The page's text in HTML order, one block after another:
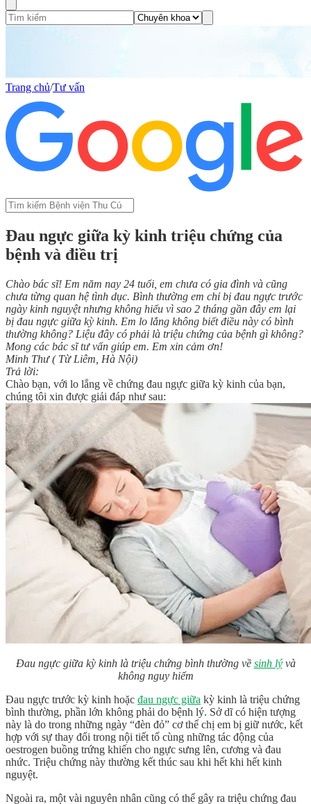
Trang chủ/Tư vấn
Đau ngực giữa kỳ kinh triệu chứng của
bệnh và điều trị
Chào bác sĩ! Em năm nay 24 tuổi, em chưa có gia đình và cũng
chưa từng quan hệ tình dục. Bình thường em chỉ bị đau ngực trước
ngày kinh nguyệt nhưng không hiểu vì sao 2 tháng gần đây em lại
bị đau ngực giữa kỳ kinh. Em lo lắng không biết điều này có bình
thường không? Liệu đây có phải là triệu chứng của bệnh gì không?
Mong các bác sĩ tư vấn giúp em. Em xin cảm ơn!
Minh Thư ( Từ Liêm, Hà Nội)
Trả lời:
Chào bạn, với lo lắng về chứng đau ngực giữa kỳ kinh của bạn,
chúng tôi xin được giải đáp như sau:
Đau ngực giữa kỳ kinh là triệu chứng bình thường về sinh lývà
không nguy hiểm
Đau ngực trước kỳ kinh hoặc đau ngực giữa kỳ kinh là triệu chứng
bình thường, phần lớn không phải do bệnh lý. Sở dĩ có hiện tượng
này là do trong những ngày “đèn đỏ” cơ thể chị em bị giữ nước, kết
hợp với sự thay đổi trong nội tiết tố cùng những tác động của
oestrogen buồng trứng khiến cho ngực sưng lên, cương và đau
nhức. Triệu chứng này thường kết thúc sau khi hết khi hết kinh
nguyệt.
Ngoài ra, một vài nguyên nhân cũng có thể gây ra triệu chứng đau